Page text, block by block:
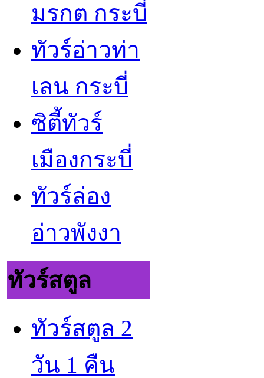
มรกต กระบี่
ทัวร์อ่าวท่า
เลน กระบี่
ซิตี้ทัวร์
เมืองกระบี่
ทัวร์ล่อง
อ่าวพังงา
ทัวร์สตูล
ทัวร์สตูล 2
วัน 1 คืน